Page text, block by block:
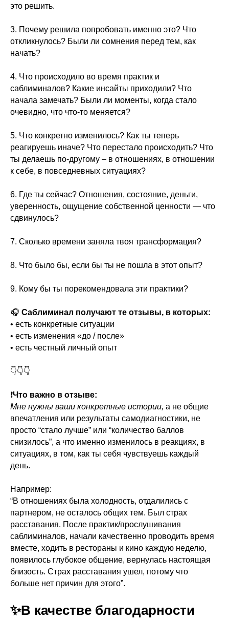
это решить.
3. Почему решила попробовать именно это? Что
откликнулось? Были ли сомнения перед тем, как
начать?
4. Что происходило во время практик и
саблиминалов? Какие инсайты приходили? Что
начала замечать? Были ли моменты, когда стало
очевидно, что что-то меняется?
5. Что конкретно изменилось? Как ты теперь
реагируешь иначе? Что перестало происходить? Что
ты делаешь по-другому – в отношениях, в отношении
к себе, в повседневных ситуациях?
6. Где ты сейчас? Отношения, состояние, деньги,
уверенность, ощущение собственной ценности — что
сдвинулось?
7. Сколько времени заняла твоя трансформация?
8. Что было бы, если бы ты не пошла в этот опыт?
9. Кому бы ты порекомендовала эти практики?
🎧 Саблиминал получают те отзывы, в которых:
• есть конкретные ситуации
• есть изменения «до / после»
• есть честный личный опыт
👇👇👇
❗Что важно в отзыве:
Мне нужны ваши конкретные истории, а не общие
впечатления или результаты самодиагностики, не
просто “стало лучше” или “количество баллов
снизилось”, а что именно изменилось в реакциях, в
ситуациях, в том, как ты себя чувствуешь каждый
день.
Например:
“В отношениях была холодность, отдалились с
партнером, не осталось общих тем. Был страх
расставания. После практик/прослушивания
саблиминалов, начали качественно проводить время
вместе, ходить в рестораны и кино каждую неделю,
появилось глубокое общение, вернулась настоящая
близость. Страх расставания ушел, потому что
больше нет причин для этого”.
✨В качестве благодарности